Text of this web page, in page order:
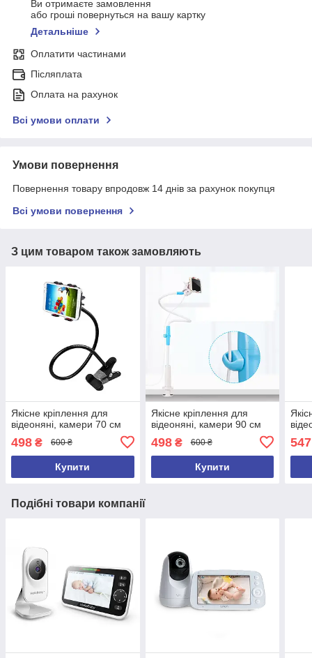
Ви отримаєте замовлення
або гроші повернуться на вашу картку
Детальніше
Оплатити частинами
Післяплата
Оплата на рахунок
Всі умови оплати
Умови повернення
Повернення товару впродовж 14 днів за рахунок покупця
Всі умови повернення
З цим товаром також замовляють
Якісне кріплення для
відеоняні, камери 70 см
498 ₴ 600 ₴
Купити
Якісне кріплення для
відеоняні, камери 90 см
498₴ 600 ₴
Купити
Подібні товари компанії